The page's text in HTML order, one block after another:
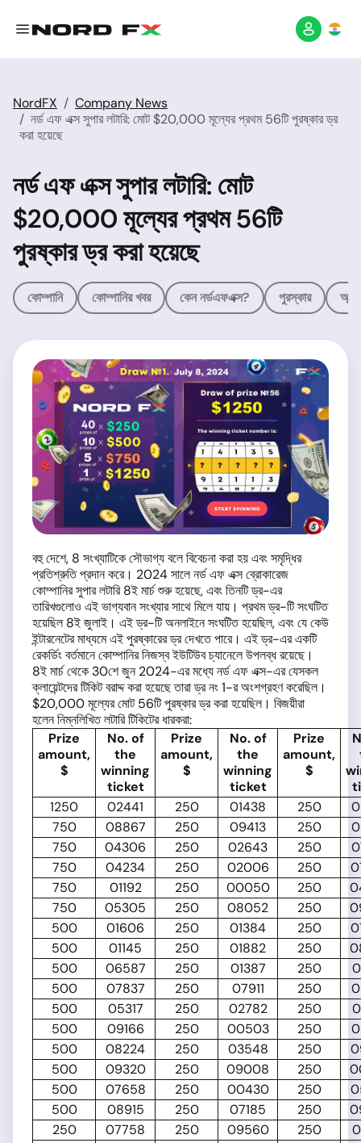
NordFX
Company News
নর্ড এফ এক্স সুপার লটারি: মোট $20,000 মূল্যের প্রথম 56টি পুরষ্কার ড্র
করা হয়েছে
নর্ড এফ এক্স সুপার লটারি: মোট
$20,000 মূল্যের প্রথম 56টি
পুরষ্কার ড্র করা হয়েছে
কোম্পানি কোম্পানির খবর কেন নর্ডএফএক্স? পুরস্কার
বহু দেশে, 8 সংখ্যাটিকে সৌভাগ্য বলে বিবেচনা করা হয় এবং সমৃদ্ধির
প্রতিশ্রুতি প্রদান করে। 2024 সালে নর্ড এফ এক্স ব্রোকারেজ
কোম্পানির সুপার লটারি 8ই মার্চ শুরু হয়েছে, এবং তিনটি ড্র-এর
তারিখগুলোও এই ভাগ্যবান সংখ্যার সাথে মিলে যায়। প্রথম ড্র-টি সংঘটিত
হয়েছিল 8ই জুলাই। এই ড্র-টি অনলাইনে সংঘটিত হয়েছিল, এবং যে কেউ
ইন্টারনেটের মাধ্যমে এই পুরষ্কারের ড্র দেখতে পারে। এই ড্র-এর একটি
রেকর্ডিং বর্তমানে কোম্পানির নিজস্ব ইউটিউব চ্যানেলে উপলব্ধ রয়েছে।
8ই মার্চ থেকে 30শে জুন 2024-এর মধ্যে নর্ড এফ এক্স-এর যেসকল
ক্লায়েন্টদের টিকিট বরাদ্দ করা হয়েছে তারা ড্র নং 1-র অংশগ্রহণ করেছিল।
$20,000 মূল্যের মোট 56টি পুরষ্কার ড্র করা হয়েছিল। বিজয়ীরা
হলেন নিম্নলিখিত লটারি টিকিটের ধারকরা:
Prize
amount,
$
No. of
the
winning
ticket
Prize
amount,
$
No. of
the
winning
ticket
Prize
amount,
$
1250
02441 250 01438 250
750
08867 250 09413 250
750
04306 250 02643 250
750
04234 250 02006 250
750
01192 250 00050 250
750
05305 250 08052 250
500
01606 250 01384 250
500
01145 250 01882 250
500
06587 250 01387 250
500
07837 250 07911 250
500
05317 250 02782 250
500
09166 250 00503 250
500
08224 250 03548 250
500
09320 250 09008 250
500
07658 250 00430 250
500
08915 250 07185 250
250
07758 250 09560 250